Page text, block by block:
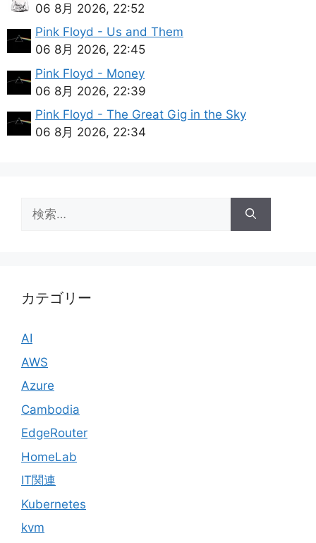
06 8月 2026, 22:52
Pink Floyd - Us and Them
06 8月 2026, 22:45
Pink Floyd - Money
06 8月 2026, 22:39
Pink Floyd - The Great Gig in the Sky
06 8月 2026, 22:34
索:
カテゴリー
AI
AWS
Azure
Cambodia
EdgeRouter
HomeLab
IT関連
Kubernetes
kvm